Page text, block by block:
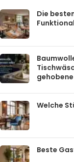
Die
Welche
Beste